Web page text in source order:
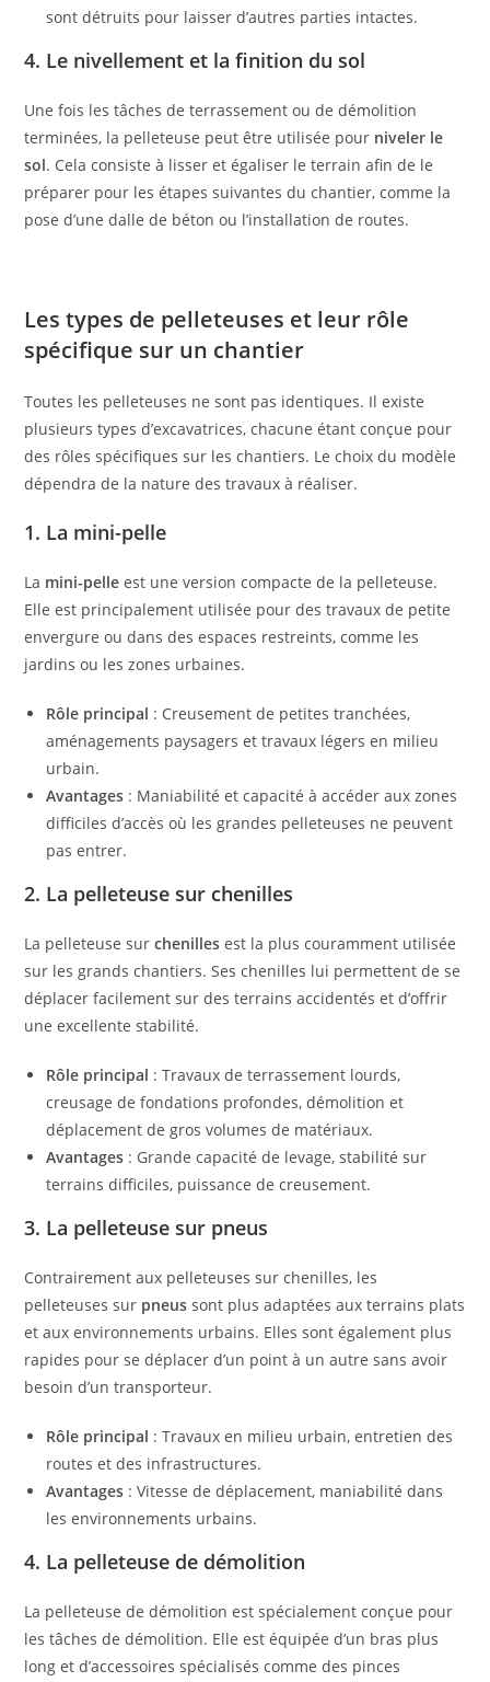
sont détruits pour laisser d’autres parties intactes.
4. Le nivellement et la finition du sol
Une fois les tâches de terrassement ou de démolition
terminées, la pelleteuse peut être utilisée pour niveler le
sol. Cela consiste à lisser et égaliser le terrain afin de le
préparer pour les étapes suivantes du chantier, comme la
pose d’une dalle de béton ou l’installation de routes.
Les types de pelleteuses et leur rôle
spécifique sur un chantier
Toutes les pelleteuses ne sont pas identiques. Il existe
plusieurs types d’excavatrices, chacune étant conçue pour
des rôles spécifiques sur les chantiers. Le choix du modèle
dépendra de la nature des travaux à réaliser.
1. La mini-pelle
La mini-pelle est une version compacte de la pelleteuse.
Elle est principalement utilisée pour des travaux de petite
envergure ou dans des espaces restreints, comme les
jardins ou les zones urbaines.
Rôle principal : Creusement de petites tranchées,
aménagements paysagers et travaux légers en milieu
urbain.
Avantages : Maniabilité et capacité à accéder aux zones
difficiles d’accès où les grandes pelleteuses ne peuvent
pas entrer.
2. La pelleteuse sur chenilles
La pelleteuse surchenilles est la plus couramment utilisée
sur les grands chantiers. Ses chenilles lui permettent de se
déplacer facilement sur des terrains accidentés et d’offrir
une excellente stabilité.
Rôle principal : Travaux de terrassement lourds,
creusage de fondations profondes, démolition et
déplacement de gros volumes de matériaux.
Avantages : Grande capacité de levage, stabilité sur
terrains difficiles, puissance de creusement.
3. La pelleteuse sur pneus
Contrairement aux pelleteuses sur chenilles, les
pelleteuses sur pneus sont plus adaptées aux terrains plats
et aux environnements urbains. Elles sont également plus
rapides pour se déplacer d’un point à un autre sans avoir
besoin d’un transporteur.
Rôle principal : Travaux en milieu urbain, entretien des
routes et des infrastructures.
Avantages : Vitesse de déplacement, maniabilité dans
les environnements urbains.
4. La pelleteuse de démolition
La pelleteuse de démolition est spécialement conçue pour
les tâches de démolition. Elle est équipée d’un bras plus
long et d’accessoires spécialisés comme des pinces